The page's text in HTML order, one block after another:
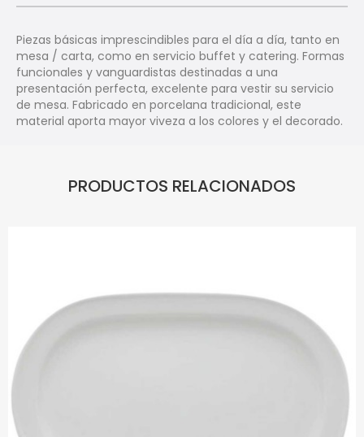
Piezas básicas imprescindibles para el día a día, tanto en
mesa / carta, como en servicio buffet y catering. Formas
funcionales y vanguardistas destinadas a una
presentación perfecta, excelente para vestir su servicio
de mesa. Fabricado en porcelana tradicional, este
material aporta mayor viveza a los colores y el decorado.
PRODUCTOS RELACIONADOS